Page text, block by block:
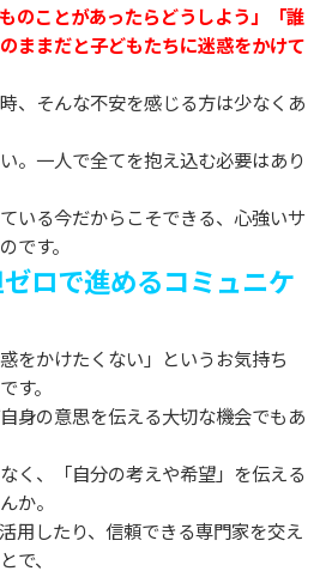
のことがあったらどうしよう」「誰
ままだと子どもたちに迷惑をかけて
、そんな不安を感じる方は少なくあ
。一人で全てを抱え込む必要はあり
いる今だからこそできる、心強いサ
です。
ロで進めるコミュニケ
をかけたくない」というお気持ち
す。
身の意思を伝える大切な機会でもあ
く、「自分の考えや希望」を伝える
か。
用したり、信頼できる専門家を交え
で、